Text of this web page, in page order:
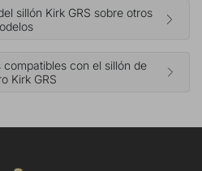
sillón Kirk GRS sobre otros
con el sillón de
Kirk GRS